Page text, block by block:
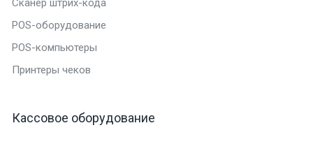
Сканер штрих-кода
POS-оборудование
POS-компьютеры
Принтеры чеков
Кассовое оборудование